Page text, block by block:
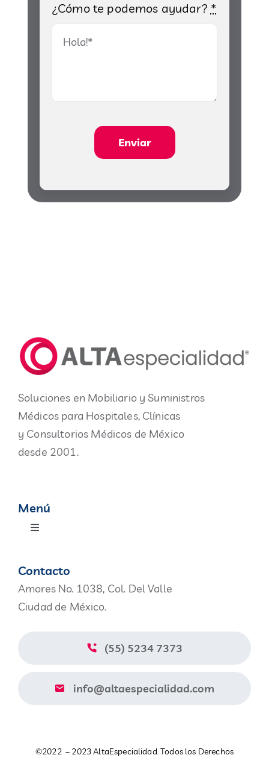
¿Cómo te podemos ayudar? *
Enviar
Soluciones en Mobiliario y Suministros
Médicos para Hospitales, Clínicas
y Consultorios Médicos de México
desde 2001.
Menú
Toggle
Contacto
Amores No. 1038, Col. Del Valle
Ciudad de México.
(55) 5234 7373
info@altaespecialidad.com
©2022 – 2023 AltaEspecialidad. Todos los Derechos